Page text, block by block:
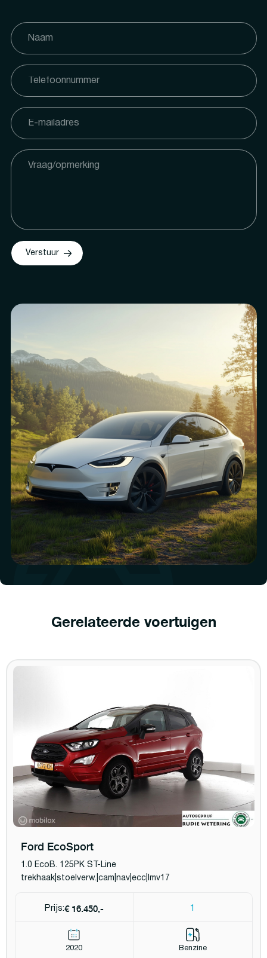
Verstuur
Gerelateerde voertuigen
Ford EcoSport
1.0 EcoB. 125PK ST-Line
trekhaak|stoelverw.|cam|nav|ecc|lmv17
Prijs:€ 16.450,- 1
2020 Benzine